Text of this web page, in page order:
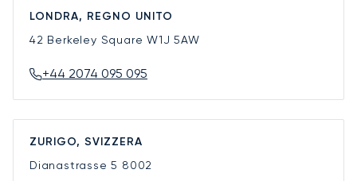
LONDRA, REGNO UNITO
42 Berkeley SquareW1J 5AW
+44 2074 095 095
ZURIGO, SVIZZERA
Dianastrasse 5 8002